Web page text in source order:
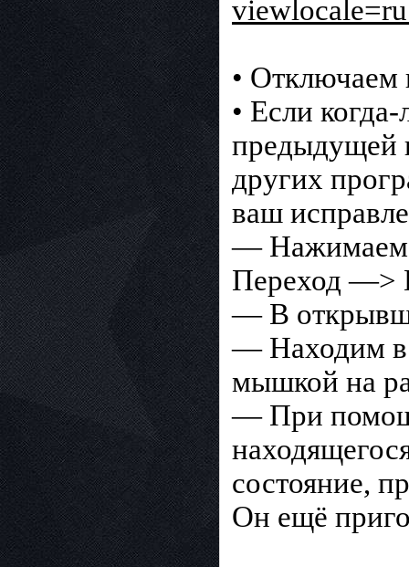
• Отключаем
• Если
предыдущей
других
ваш
— Нажимаем
Переход —>
— В
— Находим в
мышкой на
— При
состояние,
Он ещё